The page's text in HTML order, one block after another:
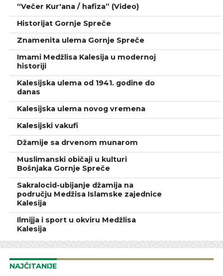
“Večer Kur'ana / hafiza” (Video)
Historijat Gornje Spreče
Znamenita ulema Gornje Spreče
Imami Medžlisa Kalesija u modernoj
historiji
Kalesijska ulema od 1941. godine do
danas
Kalesijska ulema novog vremena
Kalesijski vakufi
Džamije sa drvenom munarom
Muslimanski običaji u kulturi
Bošnjaka Gornje Spreče
Sakralocid-ubijanje džamija na
području Medžisa Islamske zajednice
Kalesija
Ilmijja i sport u okviru Medžlisa
Kalesija
NAJČITANIJE